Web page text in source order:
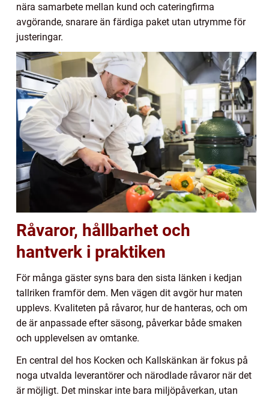
nära samarbete mellan kund och cateringfirma
avgörande, snarare än färdiga paket utan utrymme för
justeringar.
Råvaror, hållbarhet och
hantverk i praktiken
För många gäster syns bara den sista länken i kedjan
tallriken framför dem. Men vägen dit avgör hur maten
upplevs. Kvaliteten på råvaror, hur de hanteras, och om
de är anpassade efter säsong, påverkar både smaken
och upplevelsen av omtanke.
En central del hos Kocken och Kallskänkan är fokus på
noga utvalda leverantörer och närodlade råvaror när det
är möjligt. Det minskar inte bara miljöpåverkan, utan